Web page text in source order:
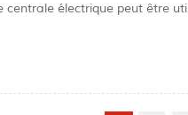
électrique peut être